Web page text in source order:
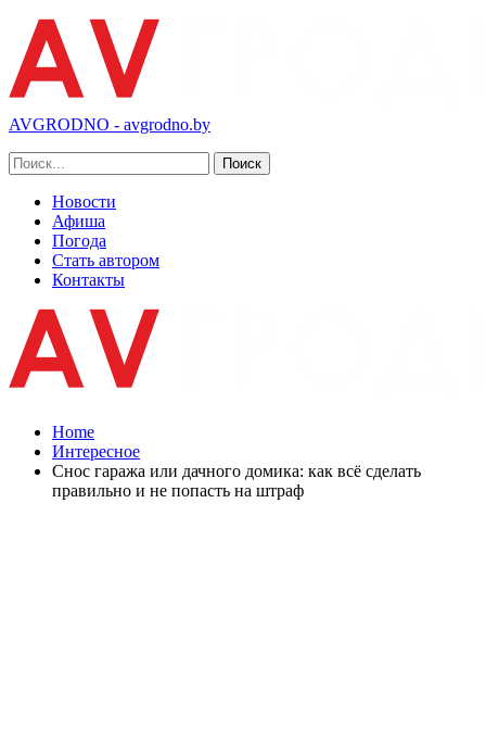
AVGRODNO - avgrodno.by
Новости
Афиша
Погода
Стать автором
Контакты
Home
Интересное
Снос гаража или дачного домика: как всё сделать
правильно и не попасть на штраф